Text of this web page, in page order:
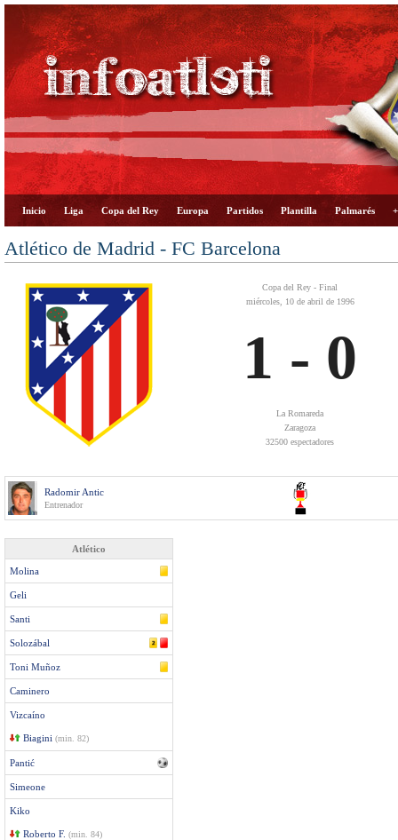
Inicio Liga Copa del Rey Europa Partidos Plantilla Palmarés
Atlético de Madrid - FC Barcelona
Copa del Rey - Final
miércoles, 10 de abril de 1996
1 - 0
La Romareda
Zaragoza
32500 espectadores
Radomir Antic
Entrenador
Atlético
Molina
Geli
Santi
Solozábal
Toni Muñoz
Caminero
Vizcaíno
Biagini (min. 82)
Pantić
Simeone
Kiko
Roberto F. (min. 84)